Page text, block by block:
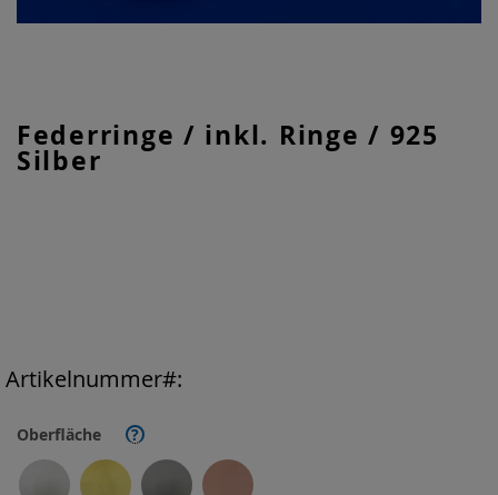
Federringe / inkl. Ringe / 925
Silber
Oberfläche ?
Artikelnummer
Anfang
der
Bildgalerie